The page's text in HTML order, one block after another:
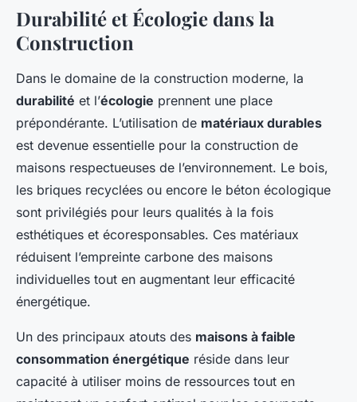
Durabilité et Écologie dans la
Construction
Dans le domaine de la construction moderne, la
durabilité et l’écologie prennent une place
prépondérante. L’utilisation de matériaux durables
est devenue essentielle pour la construction de
maisons respectueuses de l’environnement. Le bois,
les briques recyclées ou encore le béton écologique
sont privilégiés pour leurs qualités à la fois
esthétiques et écoresponsables. Ces matériaux
réduisent l’empreinte carbone des maisons
individuelles tout en augmentant leur efficacité
énergétique.
Un des principaux atouts des maisons à faible
consommation énergétique réside dans leur
capacité à utiliser moins de ressources tout en